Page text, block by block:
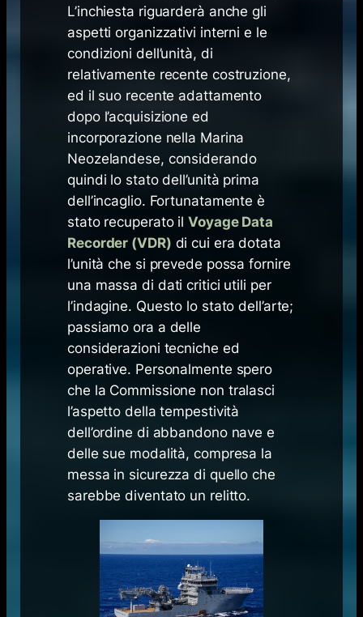
L’inchiesta riguarderà anche gli
aspetti organizzativi interni e le
condizioni dell’unità, di
relativamente recente costruzione,
ed il suo recente adattamento
dopo l’acquisizione ed
incorporazione nella Marina
Neozelandese, considerando
quindi lo stato dell’unità prima
dell’incaglio. Fortunatamente è
stato recuperato ilVoyage Data
Recorder (VDR) di cui era dotata
l’unità che si prevede possa fornire
una massa di dati critici utili per
l’indagine. Questo lo stato dell’arte;
passiamo ora a delle
considerazioni tecniche ed
operative. Personalmente spero
che la Commissione non tralasci
l’aspetto della tempestività
dell’ordine di abbandono nave e
delle sue modalità, compresa la
messa in sicurezza di quello che
sarebbe diventato un relitto.